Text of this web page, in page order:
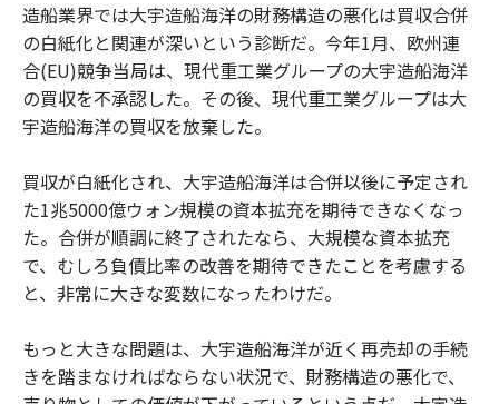
造船業界では大宇造船海洋の財務構造の悪化は買収合併
の白紙化と関連が深いという診断だ。今年1月、欧州連
合(EU)競争当局は、現代重工業グループの大宇造船海洋
の買収を不承認した。その後、現代重工業グループは大
宇造船海洋の買収を放棄した。
買収が白紙化され、大宇造船海洋は合併以後に予定され
た1兆5000億ウォン規模の資本拡充を期待できなくなっ
た。合併が順調に終了されたなら、大規模な資本拡充
で、むしろ負債比率の改善を期待できたことを考慮する
と、非常に大きな変数になったわけだ。
もっと大きな問題は、大宇造船海洋が近く再売却の手続
きを踏まなければならない状況で、財務構造の悪化で、